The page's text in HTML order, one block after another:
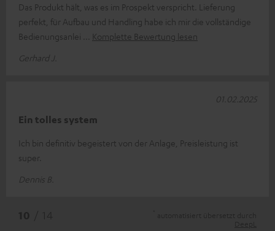
Das Produkt hält, was es im Prospekt verspricht. Lieferung
perfekt, für Aufbau und Handling habe ich mir die vollständige
Bedienungsanlei
Komplette Bewertung lesen
Gerhard J.
Ein tolles system
Ich bin definitiv begeistert von der Anlage, Preisleistung ist
super.
Dennis B.
01.02.2025